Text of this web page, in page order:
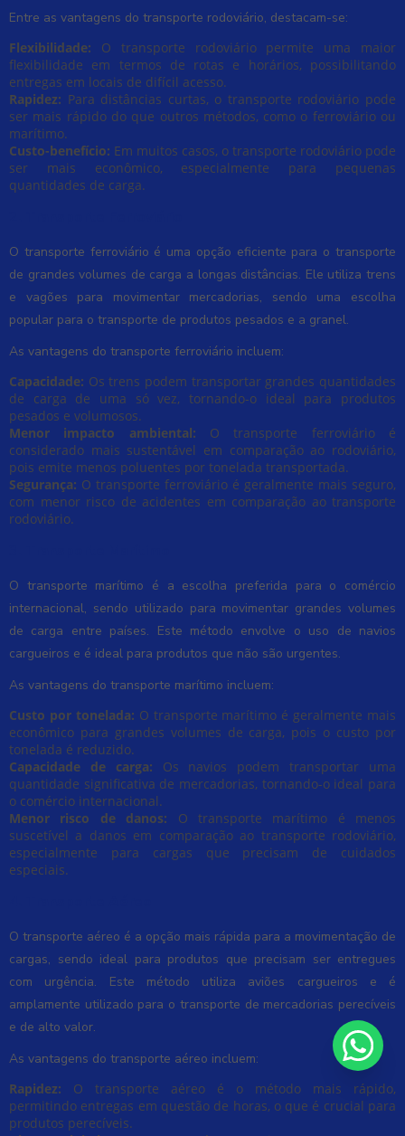
Entre as vantagens do transporte rodoviário, destacam-se:
Flexibilidade: O transporte rodoviário permite uma maior
flexibilidade em termos de rotas e horários, possibilitando
entregas em locais de difícil acesso.
Rapidez: Para distâncias curtas, o transporte rodoviário pode
ser mais rápido do que outros métodos, como o ferroviário ou
marítimo.
Custo-benefício: Em muitos casos, o transporte rodoviário pode
ser mais econômico, especialmente para pequenas
quantidades de carga.
O transporte ferroviário é uma opção eficiente para o transporte
de grandes volumes de carga a longas distâncias. Ele utiliza trens
e vagões para movimentar mercadorias, sendo uma escolha
popular para o transporte de produtos pesados e a granel.
As vantagens do transporte ferroviário incluem:
Capacidade: Os trens podem transportar grandes quantidades
de carga de uma só vez, tornando-o ideal para produtos
pesados e volumosos.
Menor impacto ambiental: O transporte ferroviário é
considerado mais sustentável em comparação ao rodoviário,
pois emite menos poluentes por tonelada transportada.
Segurança: O transporte ferroviário é geralmente mais seguro,
com menor risco de acidentes em comparação ao transporte
rodoviário.
O transporte marítimo é a escolha preferida para o comércio
internacional, sendo utilizado para movimentar grandes volumes
de carga entre países. Este método envolve o uso de navios
cargueiros e é ideal para produtos que não são urgentes.
As vantagens do transporte marítimo incluem:
Custo por tonelada: O transporte marítimo é geralmente mais
econômico para grandes volumes de carga, pois o custo por
tonelada é reduzido.
Capacidade de carga: Os navios podem transportar uma
quantidade significativa de mercadorias, tornando-o ideal para
o comércio internacional.
Menor risco de danos: O transporte marítimo é menos
suscetível a danos em comparação ao transporte rodoviário,
especialmente para cargas que precisam de cuidados
especiais.
O transporte aéreo é a opção mais rápida para a movimentação de
cargas, sendo ideal para produtos que precisam ser entregues
com urgência. Este método utiliza aviões cargueiros e é
amplamente utilizado para o transporte de mercadorias perecíveis
e de alto valor.
As vantagens do transporte aéreo incluem:
Rapidez: O transporte aéreo é o método mais rápido,
permitindo entregas em questão de horas, o que é crucial para
produtos perecíveis.